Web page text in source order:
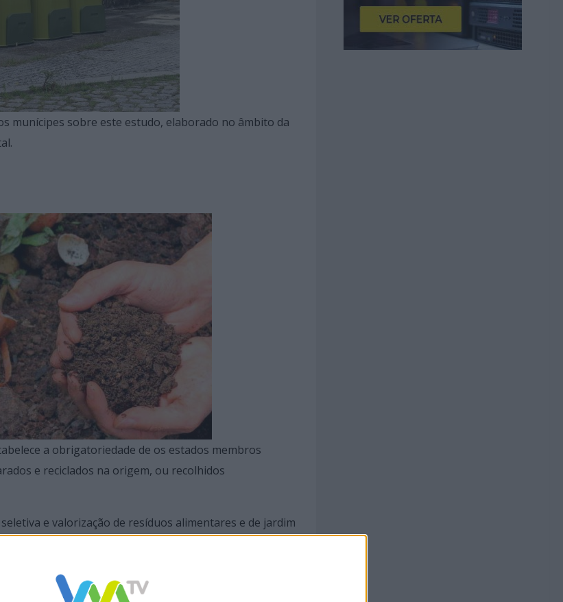
munícipes sobre este estudo, elaborado no âmbito da
a obrigatoriedade de os estados membros
e reciclados na origem, ou recolhidos
e valorização de resíduos alimentares e de jardim
gerados, tendo optado por um modelo de recolha